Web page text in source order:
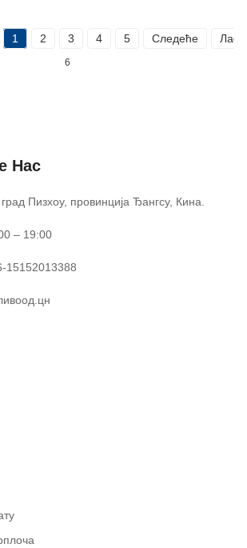
1 2 3 4 5 Следеће Ласт
6
Нас
Пизхоу, провинција Ђангсу, Кина.
– 19:00
15152013388